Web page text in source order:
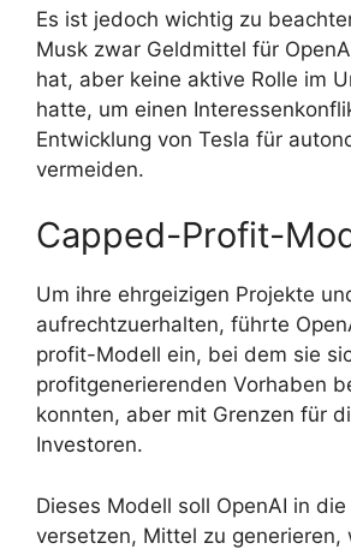
Es ist jedoch wichtig zu
Musk zwar Geldmittel für
hat, aber keine aktive Rolle im
hatte, um einen
Entwicklung von Tesla für
vermeiden.
Capped-Profit-
Um ihre ehrgeizigen Projekte
aufrechtzuerhalten, führte
profit-Modell ein, bei dem sie
profitgenerierenden Vorhaben
konnten, aber mit Grenzen für
Investoren.
Dieses Modell soll OpenAI in die
versetzen, Mittel zu generieren,